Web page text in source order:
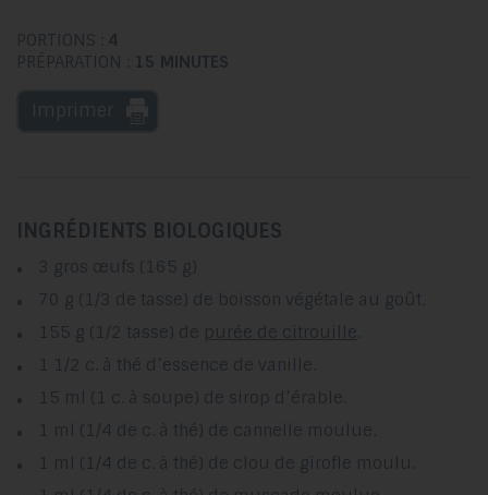
PORTIONS : 4
PRÉPARATION : 15 MINUTES
INGRÉDIENTS BIOLOGIQUES
3 gros œufs (165 g)
70 g (1/3 de tasse) de boisson végétale au goût.
155 g (1/2 tasse) de purée de citrouille
1 1/2 c. à thé d’essence de vanille.
15 ml (1 c. à soupe) de sirop d’érable.
1 ml (1/4 de c. à thé) de cannelle moulue.
1 ml (1/4 de c. à thé) de clou de girofle moulu.